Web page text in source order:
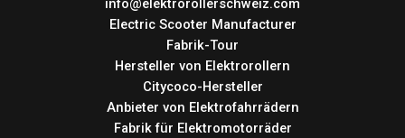
info@elektrorollerschweiz.com
Electric Scooter Manufacturer
Fabrik-Tour
Hersteller von Elektrorollern
Citycoco-Hersteller
Anbieter von Elektrofahrrädern
Fabrik für Elektromotorräder